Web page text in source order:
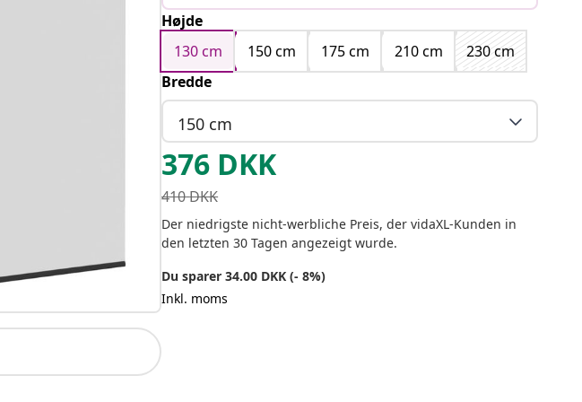
Gul
Højde
130 cm
150 cm 175 cm 210 cm
230 cm
Bredde
150 cm
376 DKK
410DKK
Der niedrigste nicht-werbliche Preis, der vidaXL-Kunden in
den letzten 30 Tagen angezeigt wurde.
Du sparer 34.00 DKK (- 8%)
Inkl. moms